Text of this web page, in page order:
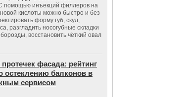
помощью инъекций филлеров на
кислоты можно быстро и без
форму губ, скул,
разгладить носогубные складки
восстановить чёткий овал
протечек фасада: рейтинг
остеклению балконов в
сервисом